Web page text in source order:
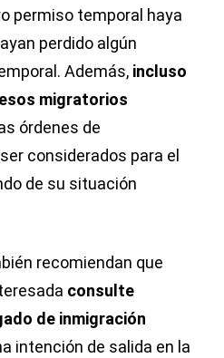
permiso temporal haya
perdido algún
Además, incluso
migratorios
órdenes de
considerados para el
de su situación
recomiendan que
consulte
de inmigración
intención de salida en la